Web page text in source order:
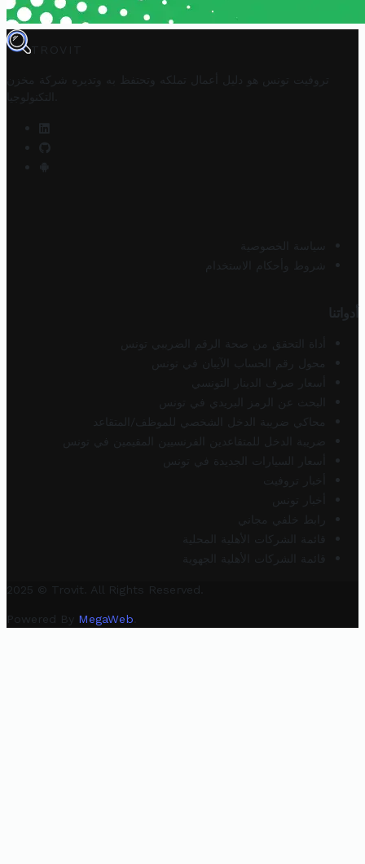
TROVIT
تروفيت تونس هو دليل أعمال تملكه وتحتفظ به وتديره
شركة مخزن
التكنولوجيا
سياسة الخصوصية
شروط وأحكام الاستخدام
أدواتنا
أداة التحقق من صحة الرقم الضريبي تونس
محول رقم الحساب الآيبان في تونس
أسعار صرف الدينار التونسي
البحث عن الرمز البريدي في تونس
محاكي ضريبة الدخل الشخصي للموظف/المتقاعد
ضريبة الدخل للمتقاعدين الفرنسيين المقيمين في تونس
أسعار السيارات الجديدة في تونس
أخبار تروفيت
أخبار تونس
رابط خلفي مجاني
قائمة الشركات الأهلية المحلية
قائمة الشركات الأهلية الجهوية
2025 © Trovit. All Rights Reserved.
Powered By MegaWeb